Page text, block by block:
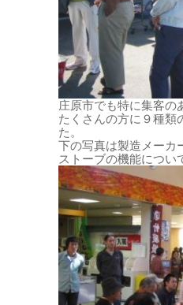
庄原市でも特に集客の
たくさんの方に９種類
た。
下の写真は製造メーカ
ストーブの機能につい